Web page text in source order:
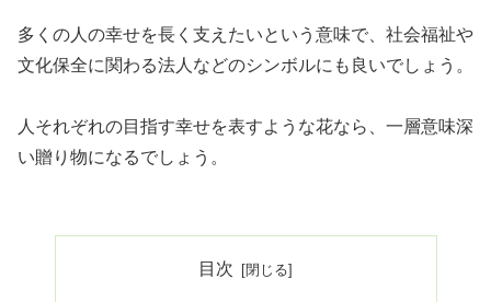
多くの人の幸せを長く支えたいという意味で、社会福祉や
文化保全に関わる法人などのシンボルにも良いでしょう。
人それぞれの目指す幸せを表すような花なら、一層意味深
い贈り物になるでしょう。
目次